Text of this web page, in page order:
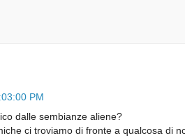
PM
dalle sembianze aliene?
ci troviamo di fronte a qualcosa di